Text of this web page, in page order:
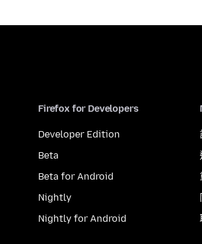
Firefox for Developers
Developer Edition
Beta
Beta for Android
Nightly
Nightly for Android